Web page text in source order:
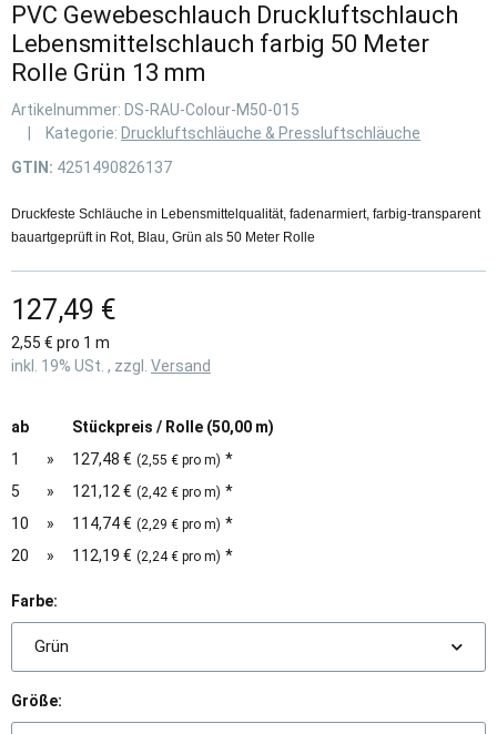
PVC Gewebeschlauch Druckluftschlauch
Lebensmittelschlauch farbig 50 Meter
Rolle Grün 13 mm
Artikelnummer: DS-RAU-Colour-M50-015
Kategorie: Druckluftschläuche & Pressluftschläuche
GTIN: 4251490826137
Druckfeste Schläuche in Lebensmittelqualität, fadenarmiert, farbig-transparent
bauartgeprüft in Rot, Blau, Grün als 50 Meter Rolle
127,49 €
2,55 € pro 1 m
inkl. 19% USt. , zzgl. Versand
ab
Stückpreis / Rolle (50,00 m)
1
» 127,48 € (2,55 € pro m) *
5
» 121,12 € (2,42 € pro m) *
10
» 114,74 € (2,29 € pro m) *
20
» 112,19 € (2,24 € pro m) *
Farbe:
Grün
Größe: